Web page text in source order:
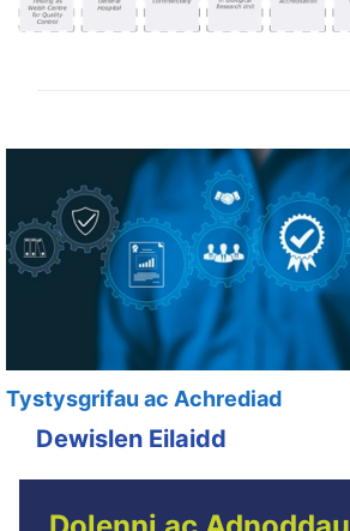
Tystysgrifau ac Achrediad
Dewislen Eilaidd